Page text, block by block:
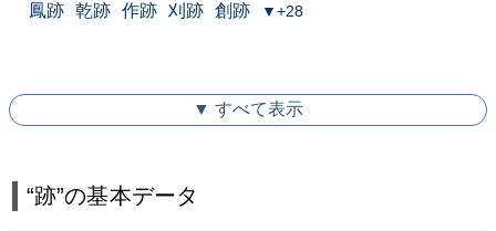
鳳跡 乾跡 作跡 刈跡 創跡 ▼+28
▼ すべて表示
“跡”の基本データ